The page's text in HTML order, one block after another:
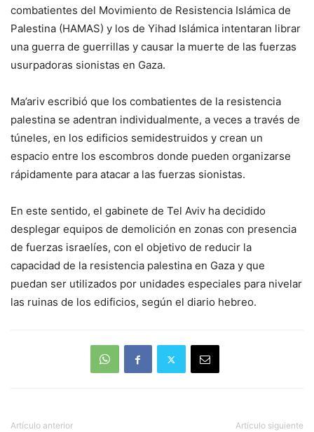
combatientes del Movimiento de Resistencia Islámica de
Palestina (HAMAS) y los de Yihad Islámica intentaran librar
una guerra de guerrillas y causar la muerte de las fuerzas
usurpadoras sionistas en Gaza.
Ma’ariv escribió que los combatientes de la resistencia
palestina se adentran individualmente, a veces a través de
túneles, en los edificios semidestruidos y crean un
espacio entre los escombros donde pueden organizarse
rápidamente para atacar a las fuerzas sionistas.
En este sentido, el gabinete de Tel Aviv ha decidido
desplegar equipos de demolición en zonas con presencia
de fuerzas israelíes, con el objetivo de reducir la
capacidad de la resistencia palestina en Gaza y que
puedan ser utilizados por unidades especiales para nivelar
las ruinas de los edificios, según el diario hebreo.
Artículo anterior Artículo siguiente